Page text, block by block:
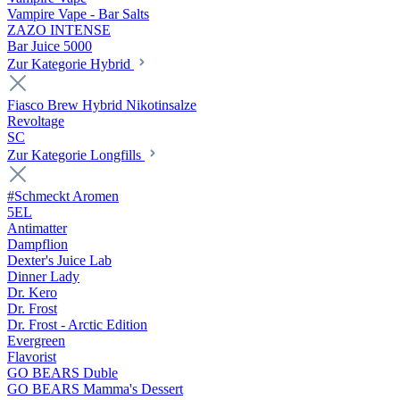
Vampire Vape - Bar Salts
ZAZO INTENSE
Bar Juice 5000
Zur Kategorie Hybrid
Fiasco Brew Hybrid Nikotinsalze
Revoltage
SC
Zur Kategorie Longfills
#Schmeckt Aromen
5EL
Antimatter
Dampflion
Dexter's Juice Lab
Dinner Lady
Dr. Kero
Dr. Frost
Dr. Frost - Arctic Edition
Evergreen
Flavorist
GO BEARS Duble
GO BEARS Mamma's Dessert